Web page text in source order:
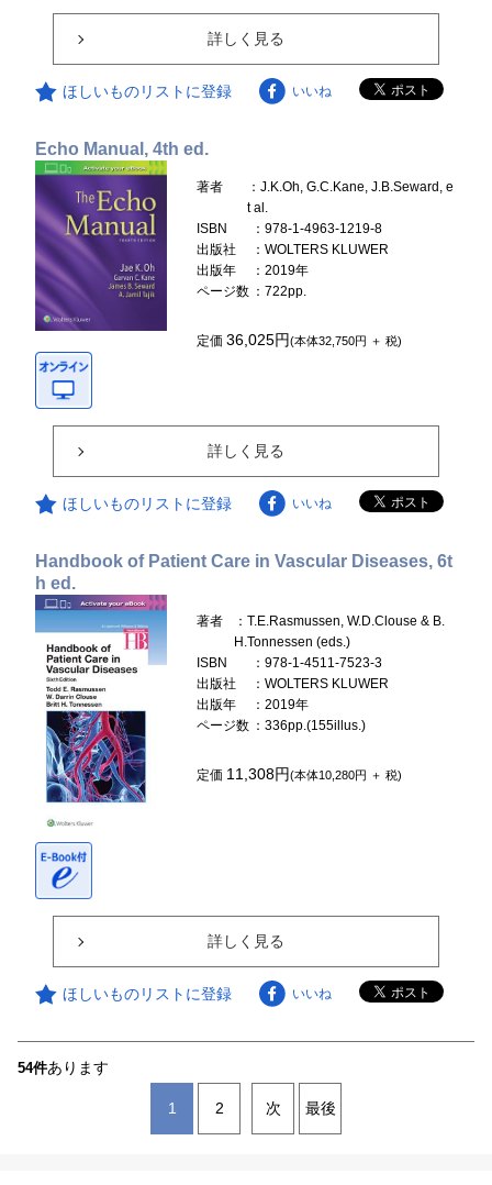
詳しく見る
ほしいものリストに登録 いいね
Echo Manual, 4th ed.
著者
：J.K.Oh, G.C.Kane, J.B.Seward, e
t al.
ISBN
：978-1-4963-1219-8
出版社
：WOLTERS KLUWER
出版年
：2019年
ページ数 ：722pp.
定価36,025円(本体32,750円 ＋ 税)
詳しく見る
ほしいものリストに登録 いいね
Handbook of Patient Care in Vascular Diseases, 6t
h ed.
著者
：T.E.Rasmussen, W.D.Clouse & B.
H.Tonnessen (eds.)
ISBN
：978-1-4511-7523-3
出版社
：WOLTERS KLUWER
出版年
：2019年
ページ数 ：336pp.(155illus.)
定価 11,308円(本体10,280円 ＋ 税)
詳しく見る
ほしいものリストに登録 いいね
54件あります
1 2 次 最後